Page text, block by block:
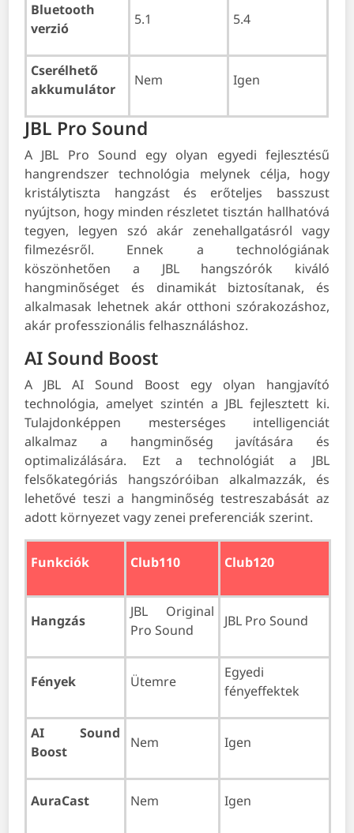
Bluetooth
verzió
5.1 5.4
Cserélhető
akkumulátor
Nem Igen
JBL Pro Sound
A JBL Pro Sound egy olyan egyedi fejlesztésű
hangrendszer technológia melynek célja, hogy
kristálytiszta hangzást és erőteljes basszust
nyújtson, hogy minden részletet tisztán hallhatóvá
tegyen, legyen szó akár zenehallgatásról vagy
filmezésről. Ennek a technológiának
köszönhetően a JBL hangszórók kiváló
hangminőséget és dinamikát biztosítanak, és
alkalmasak lehetnek akár otthoni szórakozáshoz,
akár professzionális felhasználáshoz.
AI Sound Boost
A JBL AI Sound Boost egy olyan hangjavító
technológia, amelyet szintén a JBL fejlesztett ki.
Tulajdonképpen mesterséges intelligenciát
alkalmaz a hangminőség javítására és
optimalizálására. Ezt a technológiát a JBL
felsőkategóriás hangszóróiban alkalmazzák, és
lehetővé teszi a hangminőség testreszabását az
adott környezet vagy zenei preferenciák szerint.
Funkciók Club110 Club120
Hangzás
JBL Original
Pro Sound
JBL Pro Sound
Fények Ütemre
Egyedi
fényeffektek
AI Sound
Boost
Nem Igen
AuraCast Nem Igen